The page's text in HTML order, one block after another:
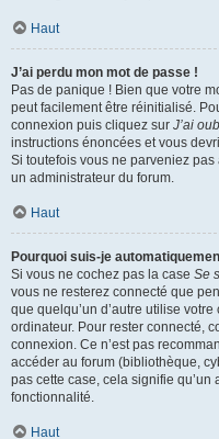
Haut
J’ai perdu mon mot de passe !
Pas de panique ! Bien que votre
peut facilement être réinitialisé.
connexion puis cliquez sur J’ai
instructions énoncées et vous
Si toutefois vous ne parveniez
un administrateur du forum.
Haut
Pourquoi suis-je
Si vous ne cochez pas la case Se
vous ne resterez connecté que
que quelqu’un d’autre utilise
ordinateur. Pour rester connecté,
connexion. Ce n’est pas
accéder au forum (bibliothèque,
pas cette case, cela signifie
fonctionnalité.
Haut